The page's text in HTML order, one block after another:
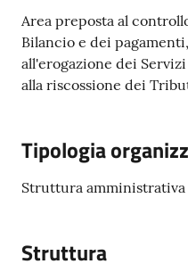
Trasparente
Tutti
Seguici
Area preposta al
Bilancio e dei
all'erogazione dei
alla riscossione dei
Tipologia
Struttura amministrativa
Struttura